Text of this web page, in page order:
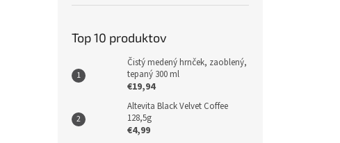
Top 10 produktov
Čistý medený hrnček, zaoblený,
tepaný 300 ml
€19,94
Altevita Black Velvet Coffee
128,5g
€4,99